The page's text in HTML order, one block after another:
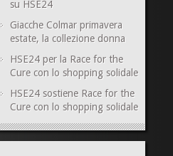
su HSE24
Giacche Colmar primavera
estate, la collezione donna
HSE24 per la Race for the
Cure con lo shopping solidale
HSE24 sostiene Race for the
Cure con lo shopping solidale